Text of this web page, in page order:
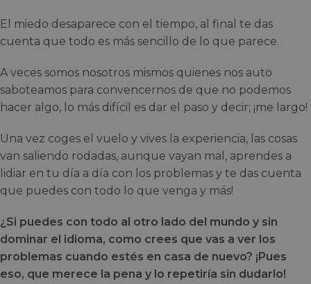
El miedo desaparece con el tiempo, al final te das
cuenta que todo es más sencillo de lo que parece.
A veces somos nosotros mismos quienes nos auto
saboteamos para convencernos de que no podemos
hacer algo, lo más difícil es dar el paso y decir; ¡me largo!
Una vez coges el vuelo y vives la experiencia, las cosas
van saliendo rodadas, aunque vayan mal, aprendes a
lidiar en tu día a día con los problemas y te das cuenta
que puedes con todo lo que venga y más!
¿Si puedes con todo al otro lado del mundo y sin
dominar el idioma, como crees que vas a ver los
problemas cuando estés en casa de nuevo? ¡Pues
eso, que merece la pena y lo repetiría sin dudarlo!